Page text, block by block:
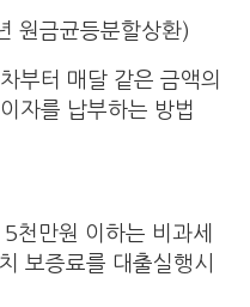
원금균등분할상환)
부터 매달 같은 금액의
자를 납부하는 방법
천만원 이하는 비과세
보증료를 대출실행시